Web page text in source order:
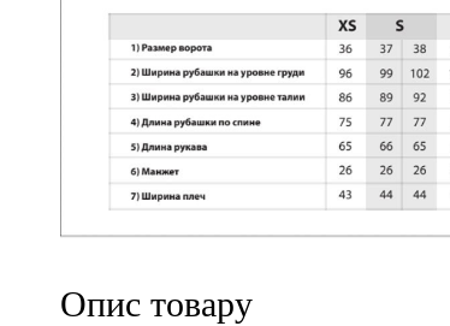
Опис товару